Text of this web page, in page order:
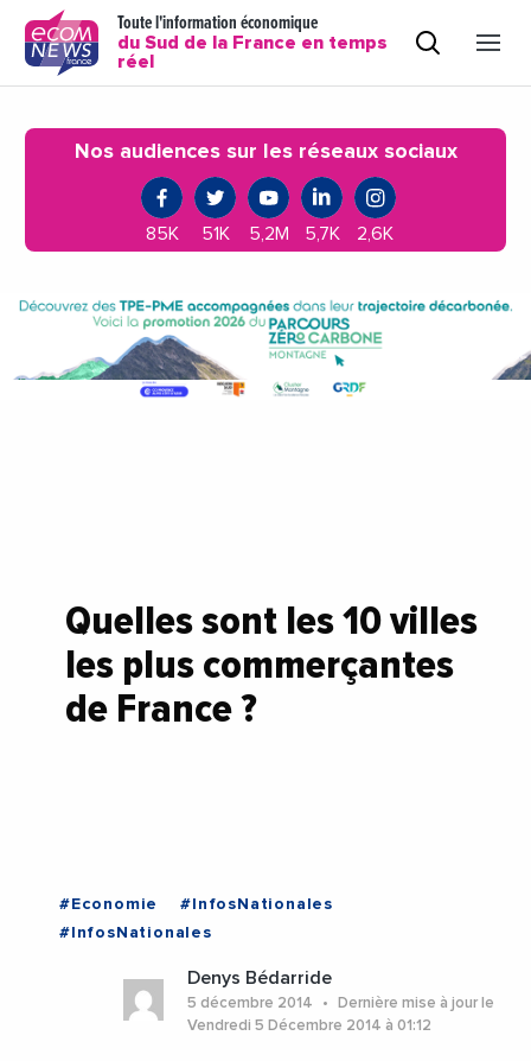
Toute l'information économique
du Sud de la France en temps
réel
Nos audiences sur les réseaux sociaux
85K 51K 5,2M 5,7K 2,6K
Quelles sont les 10 villes
les plus commerçantes
de France ?
#Economie
#InfosNationales
#InfosNationales
Denys Bédarride
5 décembre 2014
Dernière mise à jour le
Vendredi 5 Décembre 2014 à 01:12